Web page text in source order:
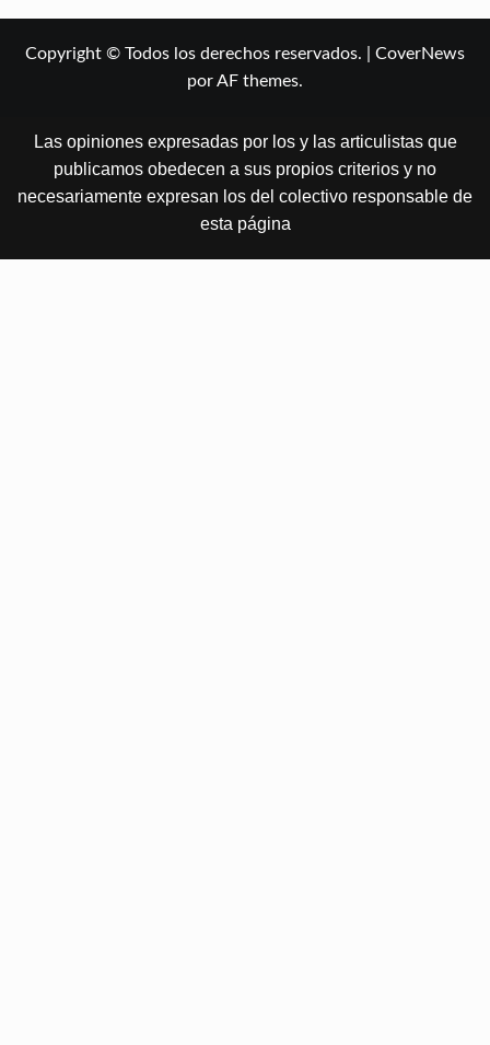
Copyright © Todos los derechos reservados.
CoverNews
por AF themes.
Las opiniones expresadas por los y las articulistas que
publicamos obedecen a sus propios criterios y no
necesariamente expresan los del colectivo responsable de
esta página